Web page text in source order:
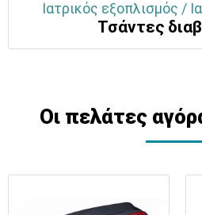
Ιατρικός εξοπλισμός /
Τσάντες
Οι πελάτες